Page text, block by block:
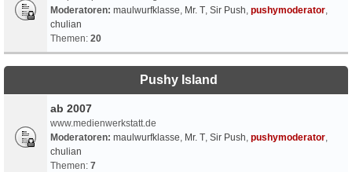
Moderatoren: maulwurfklasse, Mr. T, Sir Push, pushymoderator,
chulian
Themen: 20
Pushy Island
ab 2007
www.medienwerkstatt.de
Moderatoren: maulwurfklasse, Mr. T, Sir Push, pushymoderator,
chulian
Themen: 7